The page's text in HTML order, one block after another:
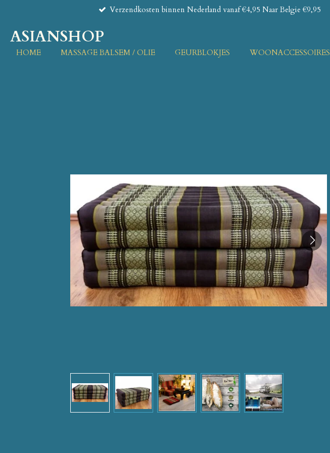
naar
de
hoofdinhoud
Verzendkosten binnen Nederland vanaf €4,95 Naar Belgie €9,95
ASIANSHOP
HOME MASSAGE BALSEM / OLIE GEURBLOKJES WOONACCESSOIRES